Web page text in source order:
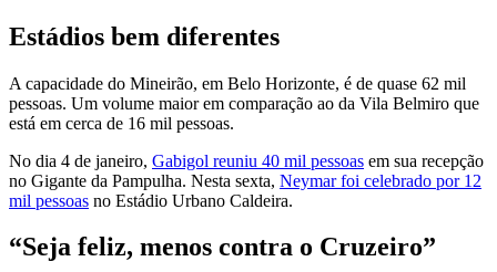
Estádios bem diferentes
A capacidade do Mineirão, em Belo Horizonte, é de quase 62 mil
pessoas. Um volume maior em comparação ao da Vila Belmiro que
está em cerca de 16 mil pessoas.
No dia 4 de janeiro, Gabigol reuniu 40 mil pessoas em sua recepção
no Gigante da Pampulha. Nesta sexta, Neymar foi celebrado por 12
mil pessoas no Estádio Urbano Caldeira.
“Seja feliz, menos contra o Cruzeiro”